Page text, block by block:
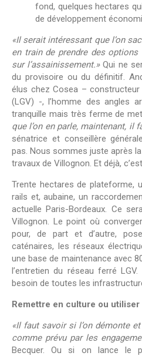
fond, quelques hectares
de développement
«Il serait intéressant que l’on
en train de prendre des
sur l’assainissement.»Qui ne
du provisoire ou du définitif.
élus chez Cosea –
(LGV) -, l’homme des angles
tranquille mais très ferme de
que l’on en parle, maintenant, il
sénatrice et conseillère
pas. Nous sommes juste après
travaux de Villognon. Et déjà,
Trente hectares de plateforme,
rails et, aubaine, un
actuelle Paris-Bordeaux. Ce
Villognon. Le point où
pour, de part et d’autre,
caténaires, les réseaux
une base de maintenance avec
l’entretien du réseau ferré LGV.
besoin de toutes les
Remettre en culture ou utiliser
«Il faut savoir si l’on démonte
comme prévu par les
Becquer. Ou si on lance le